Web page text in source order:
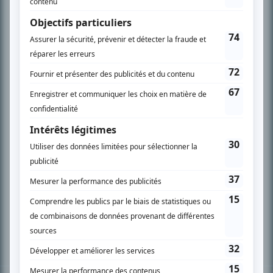
PLAN DU SITE
Accueil
Liste des oeuvres
Liste des comédiens
Recherche avancée
À propos
Nous contacter
Termes et conditions